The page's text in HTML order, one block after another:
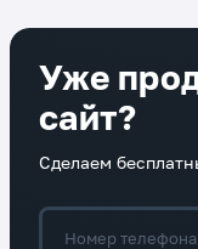
Уже
сайт?
Сделаем
Номер